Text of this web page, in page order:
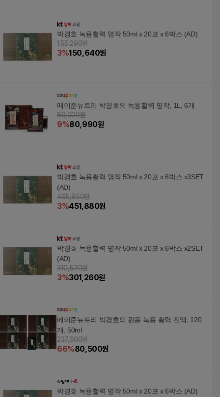
박경호 녹용활력 명작 50ml x 20포 x 6박스 (AD)
155,290원
3%150,640원
메이준뉴트리 박경호의 녹용활력 명작, 1L, 6개
89,000원
9%80,990원
박경호 녹용활력 명작 50ml x 20포 x 6박스 x3SET
(AD)
465,850원
3%451,880원
박경호 녹용활력 명작 50ml x 20포 x 6박스 x2SET
(AD)
310,570원
3%301,260원
메이준뉴트리 박경호의 원용 녹용 활력 진액, 120
개, 50ml
237,600원
66%80,500원
박경호 녹용활력 명작 50ml x 20포 x 6박스 (AD)